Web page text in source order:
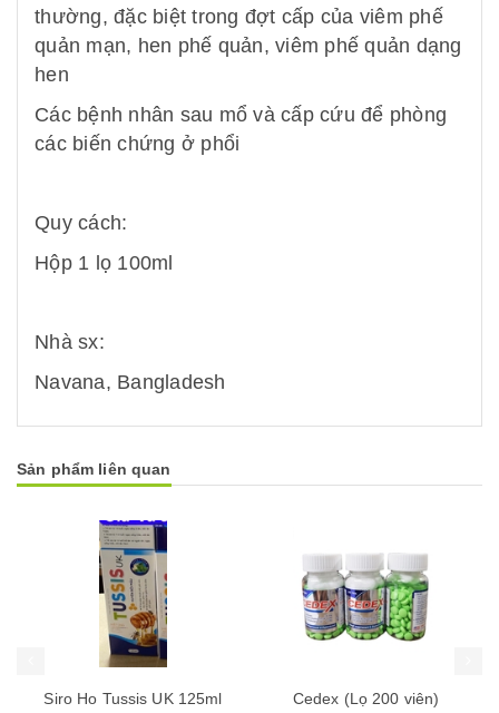
thường, đặc biệt trong đợt cấp của viêm phế
quản mạn, hen phế quản, viêm phế quản dạng
hen
Các bệnh nhân sau mổ và cấp cứu để phòng
các biến chứng ở phổi
Quy cách:
Hộp 1 lọ 100ml
Nhà sx:
Navana, Bangladesh
Sản phẩm liên quan
Siro Ho Tussis UK 125ml Cedex (Lọ 200 viên)